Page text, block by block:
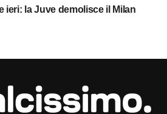
ieri: la Juve demolisce il Milan